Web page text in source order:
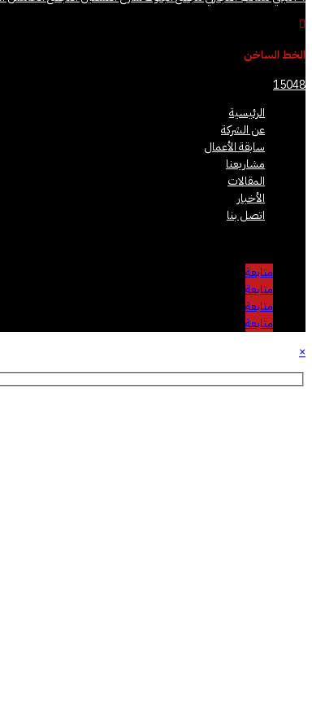

الخط الساخن
15048
الرئيسية
عن الشركة
سابقة الأعمال
مشاريعنا
المقالات
الأخبار
اتصل بنا
متابعة
متابعة
متابعة
متابعة
×